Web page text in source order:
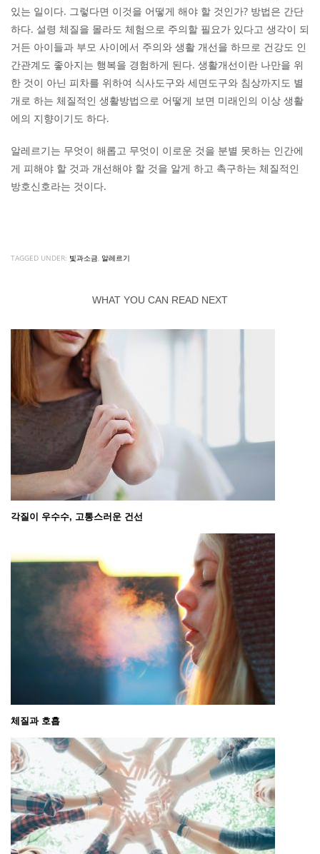
있는 일이다. 그렇다면 이것을 어떻게 해야 할 것인가? 방법은 간단
하다. 설령 체질을 몰라도 체험으로 주의할 필요가 있다고 생각이 되
거든 아이들과 부모 사이에서 주의와 생활 개선을 하므로 건강도 인
간관계도 좋아지는 행복을 경험하게 된다. 생활개선이란 나만을 위
한 것이 아닌 피차를 위하여 식사도구와 세면도구와 침상까지도 별
개로 하는 체질적인 생활방법으로 어떻게 보면 미래인의 이상 생활
에의 지향이기도 하다.
알레르기는 무엇이 해롭고 무엇이 이로운 것을 분별 못하는 인간에
게 피해야 할 것과 개선해야 할 것을 알게 하고 촉구하는 체질적인
방호신호라는 것이다.
TAGGED UNDER: 빛과소금, 알레르기
WHAT YOU CAN READ NEXT
각질이 우수수, 고통스러운 건선
체질과 호흡